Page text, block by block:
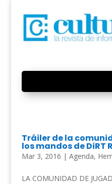
Tráiler de la
los mandos de DiRT
Mar 3, 2016 | Agenda,
LA COMUNIDAD DE